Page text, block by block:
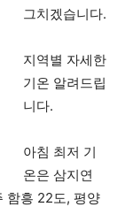
그치겠습니다.
지역별 자세한
기온 알려드립
니다.
아침 최저 기
온은 삼지연
함흥 22도, 평양